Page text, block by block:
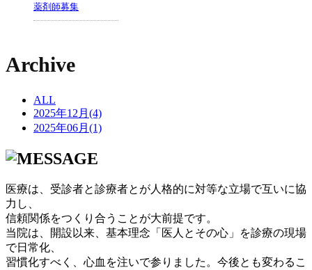
薬剤師募集
Archive
ALL
2025年12月(4)
2025年06月(1)
医療は、受診者と診療者とが人格的に対等な立場で互いに協
力し、
信頼関係をつくり合うことが大前提です。
当院は、開設以来、基本理念「医人とその心」を診療の現場
で日常化、
習慣化すべく、心血を注いで参りました。今後とも変わるこ